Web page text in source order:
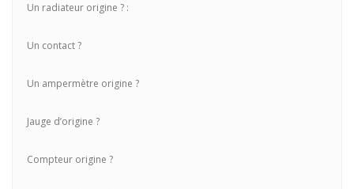
Un radiateur origine ? :
Un contact ?
Un ampermètre origine ?
Jauge d’origine ?
Compteur origine ?